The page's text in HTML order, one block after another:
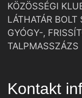
KÖZÖSSÉGI
LÁTHATÁR BOLT
GYÓGY-,
TALPMASSZÁZS
Kontakt